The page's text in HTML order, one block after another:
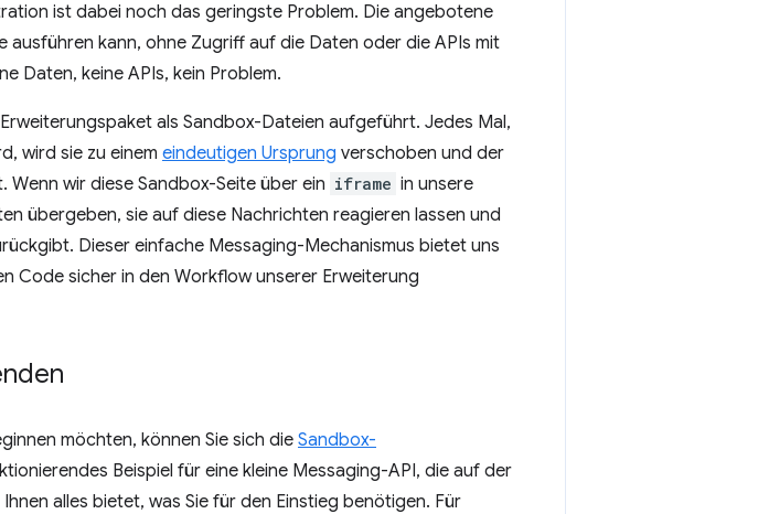
ist dabei noch das geringste Problem. Die angebotene
ausführen kann, ohne Zugriff auf die Daten oder die APIs mit
Daten, keine APIs, kein Problem.
als Sandbox-Dateien aufgeführt. Jedes Mal,
wird sie zu einem eindeutigen Ursprung verschoben und der
Wenn wir diese Sandbox-Seite über ein iframe in unsere
übergeben, sie auf diese Nachrichten reagieren lassen und
Dieser einfache Messaging-Mechanismus bietet uns
Code sicher in den Workflow unserer Erweiterung
möchten, können Sie sich dieSandbox-
Beispiel für eine kleine Messaging-API, die auf der
alles bietet, was Sie für den Einstieg benötigen. Für